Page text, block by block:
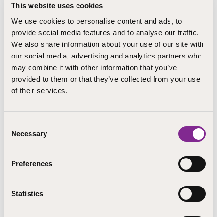
This website uses cookies
We use cookies to personalise content and ads, to
provide social media features and to analyse our traffic.
We also share information about your use of our site with
our social media, advertising and analytics partners who
may combine it with other information that you’ve
provided to them or that they’ve collected from your use
of their services.
Selection
Necessary
Preferences
Statistics
Katarina Simelius
opettaja
Järvenpää
Katarina.Simelius@step.fi